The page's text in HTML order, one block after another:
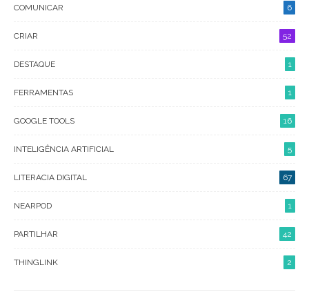
COMUNICAR 6
CRIAR 52
DESTAQUE 1
FERRAMENTAS 1
GOOGLE TOOLS 16
INTELIGÊNCIA ARTIFICIAL 5
LITERACIA DIGITAL 67
NEARPOD 1
PARTILHAR 42
THINGLINK 2